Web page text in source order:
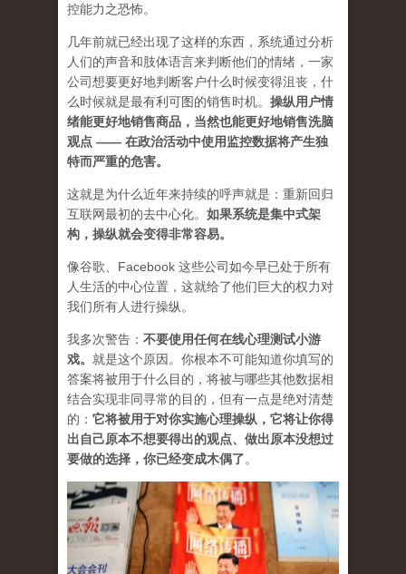
控能力之恐怖。
几年前就已经出现了这样的东西，系统通过分析
人们的声音和肢体语言来判断他们的情绪，一家
公司想要更好地判断客户什么时候变得沮丧，什
么时候就是最有利可图的销售时机。 操纵用户情
绪能更好地销售商品，当然也能更好地销售洗脑
观点 —— 在政治活动中使用监控数据将产生独
特而严重的危害。
这就是为什么近年来持续的呼声就是：重新回归
互联网最初的去中心化。 如果系统是集中式架
构，操纵就会变得非常容易。
像谷歌、Facebook 这些公司如今早已处于所有
人生活的中心位置，这就给了他们巨大的权力对
我们所有人进行操纵。
我多次警告： 不要使用任何在线心理测试小游
戏。 就是这个原因。你根本不可能知道你填写的
答案将被用于什么目的，将被与哪些其他数据相
结合实现非同寻常的目的，但有一点是绝对清楚
的： 它将被用于对你实施心理操纵，它将让你得
出自己原本不想要得出的观点、做出原本没想过
要做的选择，你已经变成木偶了。